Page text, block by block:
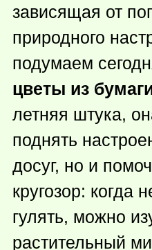
зависящая от
природного
подумаем
цветы из
летняя штука,
поднять
досуг, но и
кругозор: когда
гулять, можно
растительный